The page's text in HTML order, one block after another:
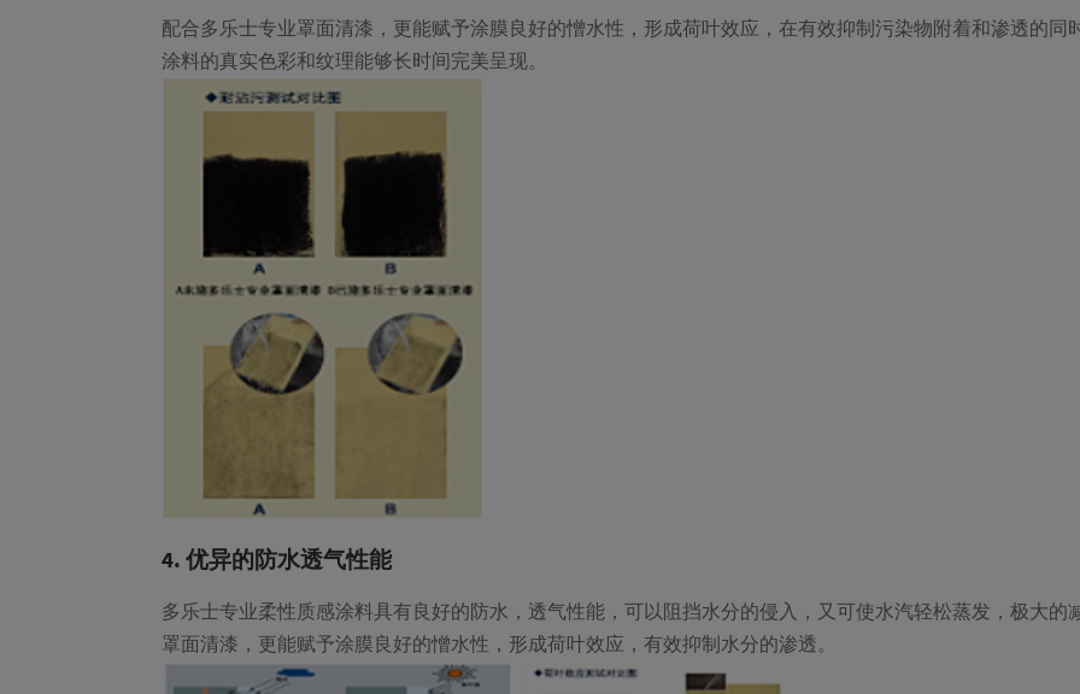
配合多乐士专业罩面清漆，更能赋予涂膜良好的憎水性，形成荷叶效应，在有效抑制污染物附着和渗透的
涂料的真实色彩和纹理能够长时间完美呈现。
4. 优异的防水透气性能
多乐士专业柔性质感涂料具有良好的防水，透气性能，可以阻挡水分的侵入，又可使水汽轻松蒸发，极大
罩面清漆，更能赋予涂膜良好的憎水性，形成荷叶效应，有效抑制水分的渗透。